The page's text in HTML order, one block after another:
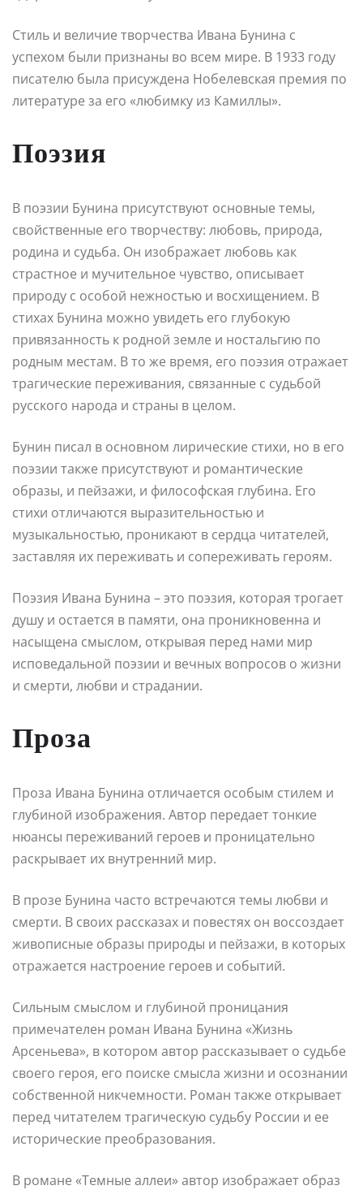
Стиль и величие творчества Ивана Бунина с
успехом были признаны во всем мире. В 1933 году
писателю была присуждена Нобелевская премия по
литературе за его «любимку из Камиллы».
Поэзия
В поэзии Бунина присутствуют основные темы,
свойственные его творчеству: любовь, природа,
родина и судьба. Он изображает любовь как
страстное и мучительное чувство, описывает
природу с особой нежностью и восхищением. В
стихах Бунина можно увидеть его глубокую
привязанность к родной земле и ностальгию по
родным местам. В то же время, его поэзия отражает
трагические переживания, связанные с судьбой
русского народа и страны в целом.
Бунин писал в основном лирические стихи, но в его
поэзии также присутствуют и романтические
образы, и пейзажи, и философская глубина. Его
стихи отличаются выразительностью и
музыкальностью, проникают в сердца читателей,
заставляя их переживать и сопереживать героям.
Поэзия Ивана Бунина – это поэзия, которая трогает
душу и остается в памяти, она проникновенна и
насыщена смыслом, открывая перед нами мир
исповедальной поэзии и вечных вопросов о жизни
и смерти, любви и страдании.
Проза
Проза Ивана Бунина отличается особым стилем и
глубиной изображения. Автор передает тонкие
нюансы переживаний героев и проницательно
раскрывает их внутренний мир.
В прозе Бунина часто встречаются темы любви и
смерти. В своих рассказах и повестях он воссоздает
живописные образы природы и пейзажи, в которых
отражается настроение героев и событий.
Сильным смыслом и глубиной проницания
примечателен роман Ивана Бунина «Жизнь
Арсеньева», в котором автор рассказывает о судьбе
своего героя, его поиске смысла жизни и осознании
собственной никчемности. Роман также открывает
перед читателем трагическую судьбу России и ее
исторические преобразования.
В романе «Темные аллеи» автор изображает образ